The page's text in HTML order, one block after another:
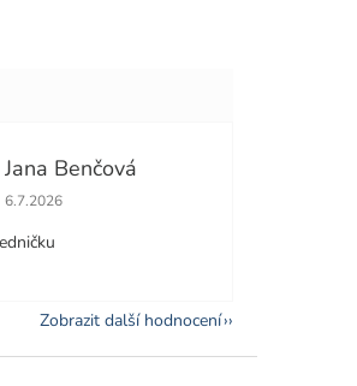
Jana Benčová
Hodnocení obchodu je 5 z 5 hvězdiček.
6.7.2026
Zobrazit další hodnocení